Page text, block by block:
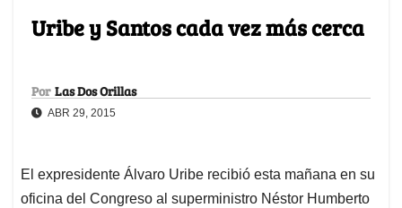
Uribe y Santos cada vez más cerca
Por Las Dos Orillas
ABR 29, 2015
El expresidente Álvaro Uribe recibió esta mañana en su
oficina del Congreso al superministro Néstor Humberto